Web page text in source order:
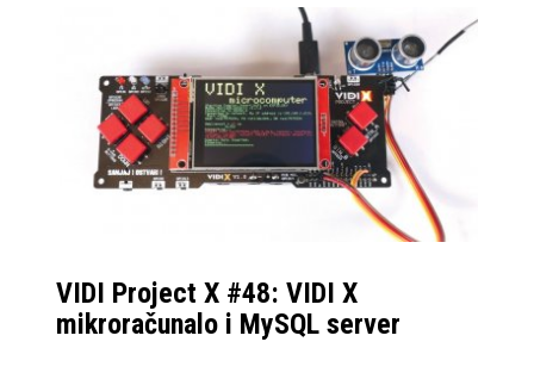
VIDI Project X #48: VIDI X
mikroračunalo i MySQL server